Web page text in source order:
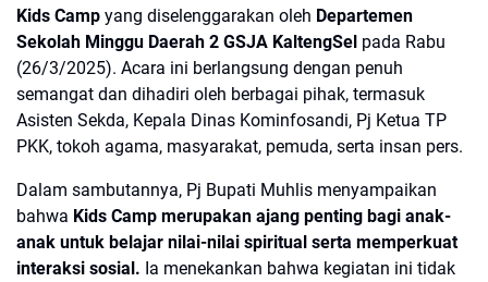
Kids Camp yang diselenggarakan oleh Departemen
Sekolah Minggu Daerah 2 GSJA KaltengSel pada Rabu
(26/3/2025). Acara ini berlangsung dengan penuh
semangat dan dihadiri oleh berbagai pihak, termasuk
Asisten Sekda, Kepala Dinas Kominfosandi, Pj Ketua TP
PKK, tokoh agama, masyarakat, pemuda, serta insan pers.
Dalam sambutannya, Pj Bupati Muhlis menyampaikan
bahwa Kids Camp merupakan ajang penting bagi anak-
anak untuk belajar nilai-nilai spiritual serta memperkuat
interaksi sosial. Ia menekankan bahwa kegiatan ini tidak